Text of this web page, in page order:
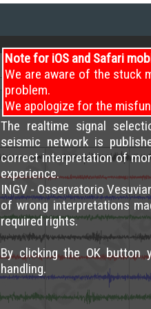
Note for iOS and Safari
We are aware of the stuck
problem.
We apologize for the
The realtime signal
seismic network is
correct interpretation of
experience.
INGV - Osservatorio
of wrong interpretations
required rights.
By clicking the OK button
handling.
8/8/202616 – 20